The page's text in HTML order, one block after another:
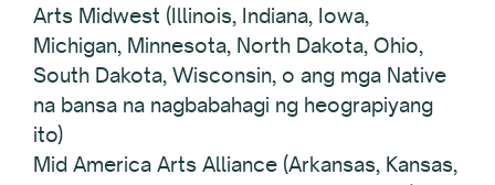
Arts Midwest (Illinois, Indiana, Iowa,
Michigan, Minnesota, North Dakota, Ohio,
South Dakota, Wisconsin, o ang mga Native
na bansa na nagbabahagi ng heograpiyang
ito)
Mid America Arts Alliance (Arkansas, Kansas,